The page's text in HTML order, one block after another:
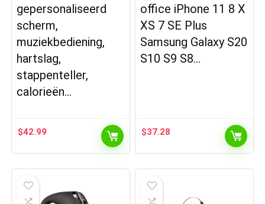
gepersonaliseerd
scherm,
muziekbediening,
hartslag,
stappenteller,
calorieën…
$42.99
office iPhone 11 8 X
XS 7 SE Plus
Samsung Galaxy S20
S10 S9 S8…
$37.28